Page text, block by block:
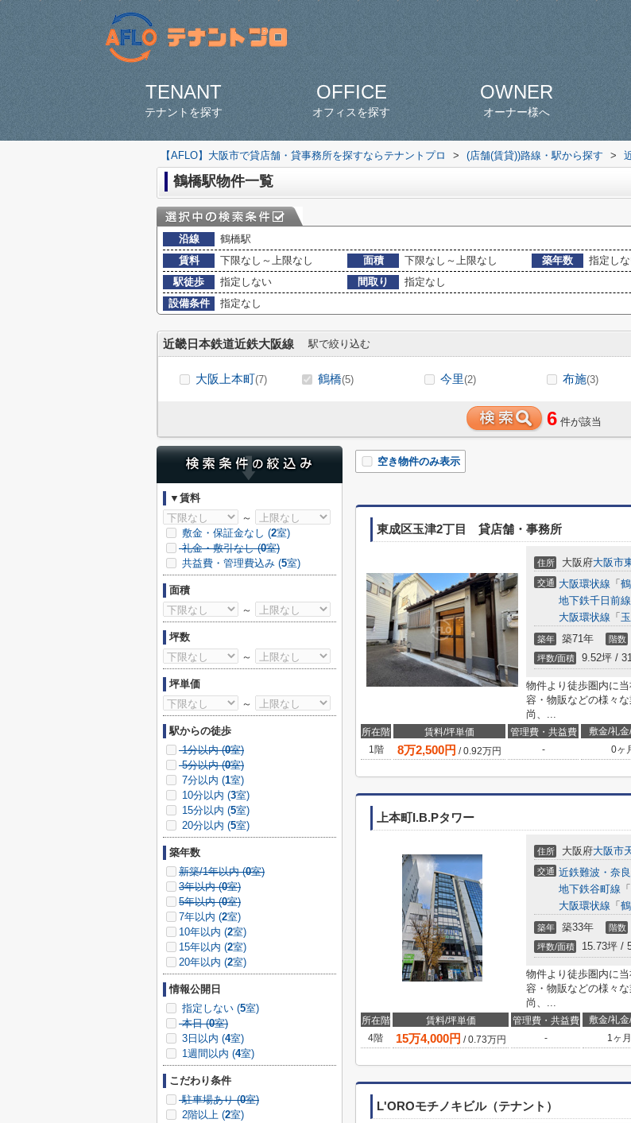
TENANT
テナントを探す
OFFICE
オフィスを探す
OWNER
オーナー様へ
【AFLO】大阪市で貸店舗・貸事務所を探すならテナントプロ > (店舗(賃貸))路線・駅から探す >
鶴橋駅物件一覧
沿線
鶴橋駅
賃料
下限なし～上限なし 面積 下限なし～上限なし 築年数
指定し
駅徒歩
指定しない 間取り
指定なし
設備条件
指定なし
近畿日本鉄道近鉄大阪線 駅で絞り込む
大阪上本町(7) 鶴橋(5) 今里(2) 布施(3)
6 件が該当
空き物件のみ表示
東成区玉津2丁目 貸店舗・事務所
住所 大阪府大阪市
交通 大阪環状線 「
地下鉄千日前線
大阪環状線 「
築年 築71年 階数
坪数/面積 9.52坪 /
物件より徒歩圏内に
容・物販などの様々
尚、...
所在階 賃料/坪単価 管理費・共益費 敷金/礼金
1階
8万2,500円 /0.92万円 - 0ヶ
上本町I.B.Pタワー
住所 大阪府大阪市
交通 近鉄難波・奈
地下鉄谷町線 「
大阪環状線 「
築年 築33年 階数
坪数/面積 15.73坪 /
物件より徒歩圏内に
容・物販などの様々
尚、...
所在階 賃料/坪単価 管理費・共益費 敷金/礼金
4階
15万4,000円 /0.73万円 - 1ヶ月
L'OROモチノキビル（テナント）
▼賃料
～
敷金・保証金なし (2室)
礼金・敷引なし (0室)
共益費・管理費込み (5室)
面積
～
坪数
～
坪単価
～
駅からの徒歩
1分以内 (0室)
5分以内 (0室)
7分以内 (1室)
10分以内 (3室)
15分以内 (5室)
20分以内 (5室)
築年数
新築/1年以内 (0室)
3年以内 (0室)
5年以内 (0室)
7年以内 (2室)
10年以内 (2室)
15年以内 (2室)
20年以内 (2室)
情報公開日
指定しない (5室)
本日 (0室)
3日以内 (4室)
1週間以内 (4室)
こだわり条件
駐車場あり (0室)
2階以上 (2室)